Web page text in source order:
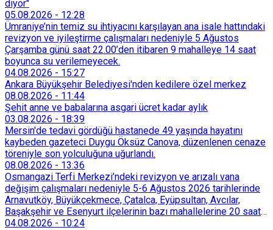
diyor"
05.08.2026 - 12:28
Ümraniye’nin temiz su ihtiyacını karşılayan ana isale hattındaki
revizyon ve iyileştirme çalışmaları nedeniyle 5 Ağustos
Çarşamba günü saat 22.00’den itibaren 9 mahalleye 14 saat
boyunca su verilemeyecek.
04.08.2026 - 15:27
Ankara Büyükşehir Belediyesi'nden kedilere özel merkez
08.08.2026 - 11:44
Şehit anne ve babalarına asgari ücret kadar aylık
03.08.2026 - 18:39
Mersin'de tedavi gördüğü hastanede 49 yaşında hayatını
kaybeden gazeteci Duygu Öksüz Canova, düzenlenen cenaze
töreniyle son yolculuğuna uğurlandı.
08.08.2026 - 13:36
Osmangazi Terfi Merkezi’ndeki revizyon ve arızalı vana
değişim çalışmaları nedeniyle 5-6 Ağustos 2026 tarihlerinde
Arnavutköy, Büyükçekmece, Çatalca, Eyüpsultan, Avcılar,
Başakşehir ve Esenyurt ilçelerinin bazı mahallelerine 20 saat
süreyle su verilemeyecek.
04.08.2026 - 10:24